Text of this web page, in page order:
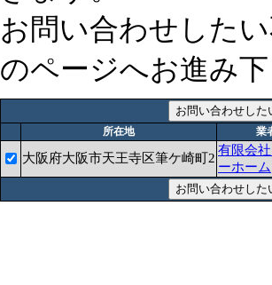
お問い合わせした
のページへお進み
所在地 業
大阪府大阪市天王寺区筆ケ崎町2
有限会
ーホーム